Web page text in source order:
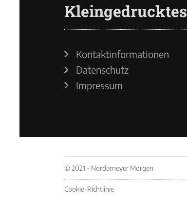
Kleingedrucktes
Kontaktinformationen
Datenschutz
Impressum
© 2021 - Norderneyer Morgen
Cookie-Richtlinie